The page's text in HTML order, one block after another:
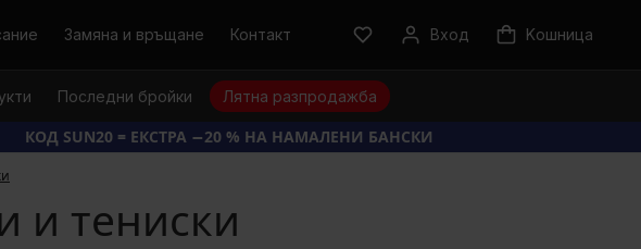
Замяна и връщане Контакт Вход Kошница
Последни бройки Лятна разпродажба
КОД SUN20 = ЕКСТРА −20 % НА НАМАЛЕНИ БАНСКИ
и тениски